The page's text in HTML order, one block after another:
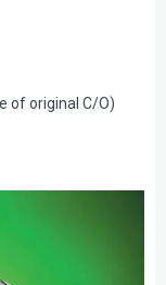
of original C/O)